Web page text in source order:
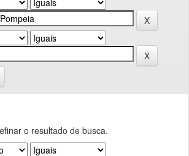
o resultado de busca.